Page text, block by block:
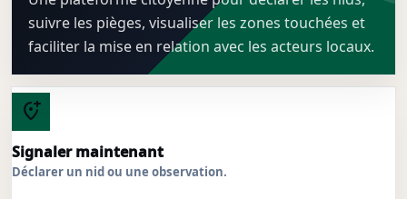
suivre les pièges, visualiser les zones touchées et
faciliter la mise en relation avec les acteurs locaux.
add_location_alt
Signaler maintenant
Déclarer un nid ou une observation.